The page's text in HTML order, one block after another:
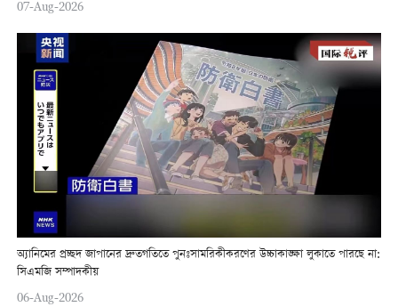
07-Aug-2026
অ্যানিমের প্রচ্ছদ জাপানের দ্রুতগতিতে পুনঃসামরিকীকরণের উচ্চাকাঙ্ক্ষা লুকাতে পারছে না:
সিএমজি সম্পাদকীয়
06-Aug-2026